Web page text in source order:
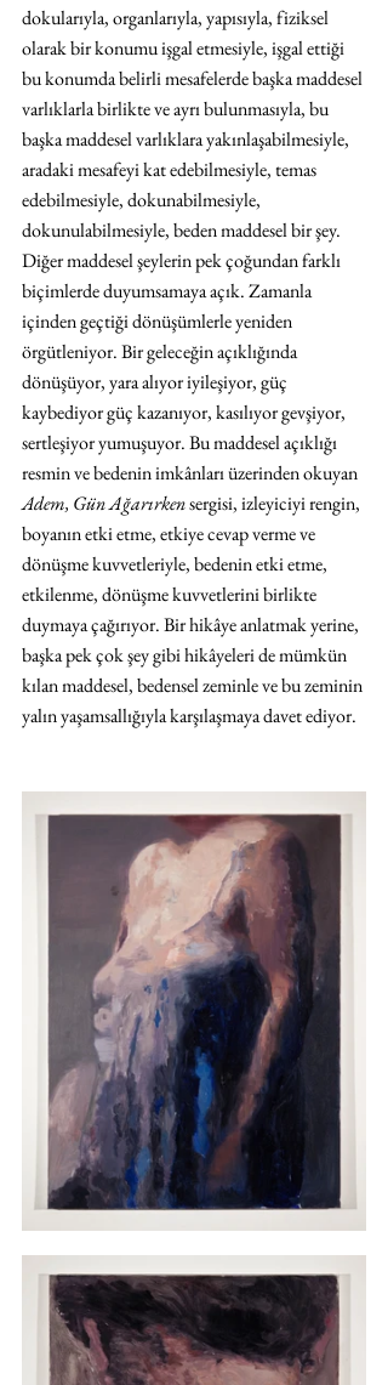
dokularıyla, organlarıyla, yapısıyla, fiziksel
olarak bir konumu işgal etmesiyle, işgal ettiği
bu konumda belirli mesafelerde başka maddesel
varlıklarla birlikte ve ayrı bulunmasıyla, bu
başka maddesel varlıklara yakınlaşabilmesiyle,
aradaki mesafeyi kat edebilmesiyle, temas
edebilmesiyle, dokunabilmesiyle,
dokunulabilmesiyle, beden maddesel bir şey.
Diğer maddesel şeylerin pek çoğundan farklı
biçimlerde duyumsamaya açık. Zamanla
içinden geçtiği dönüşümlerle yeniden
örgütleniyor. Bir geleceğin açıklığında
dönüşüyor, yara alıyor iyileşiyor, güç
kaybediyor güç kazanıyor, kasılıyor gevşiyor,
sertleşiyor yumuşuyor. Bu maddesel açıklığı
resmin ve bedenin imkânları üzerinden okuyan
Adem, Gün Ağarırken sergisi, izleyiciyi rengin,
boyanın etki etme, etkiye cevap verme ve
dönüşme kuvvetleriyle, bedenin etki etme,
etkilenme, dönüşme kuvvetlerini birlikte
duymaya çağırıyor. Bir hikâye anlatmak yerine,
başka pek çok şey gibi hikâyeleri de mümkün
kılan maddesel, bedensel zeminle ve bu zeminin
yalın yaşamsallığıyla karşılaşmaya davet ediyor.